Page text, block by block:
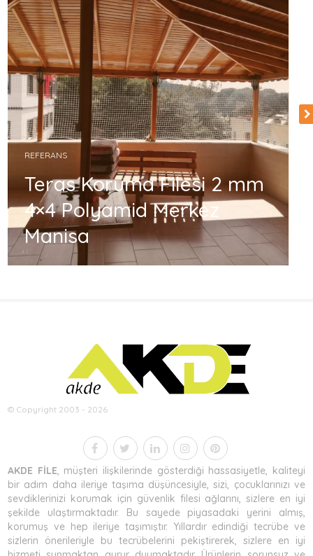
REFERANS
Teras Koruma Filesi 2 mm
4×4 Polyamid Merkez
Manisa
© Copyright 2003 - 2026
AKDE FİLE, müşteri ilişkilerinde gösterdiği hassasiyetle, kaliteyi
bir adım daha ileriye taşıma düşüncesiyle, sizi, çocuklarınızı ve
sevdiklerinizi korumak için güvenlik filesi ağlarını, sizlere en iyi
şekilde ulaştırmaktadır. Bu sayede piyasadaki yerini almış,
korumuş ve hep ileriye taşımıştır. Yıllardır edindiği tecrübe ve
sizlerin önerileriyle bu tecrübelerini pekiştirerek, sizlere en iyi